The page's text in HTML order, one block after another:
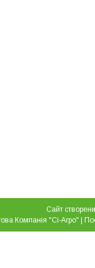
Сайт
ТОВ "Торгова Компанія "Сі-Агро" |